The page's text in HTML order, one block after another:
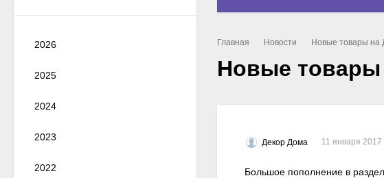
Главная Новости Новые товары на
Новые
Декор Дома 11 января 2017
Большое пополнение в
2026
2025
2024
2023
2022